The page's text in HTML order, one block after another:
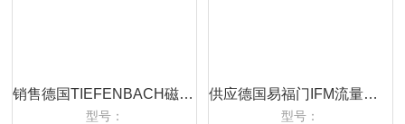
销售德国TIEFENBACH磁性开关IK177L215D*
型号：
供应德国易福门IFM流量传感器SV4200原装
型号：